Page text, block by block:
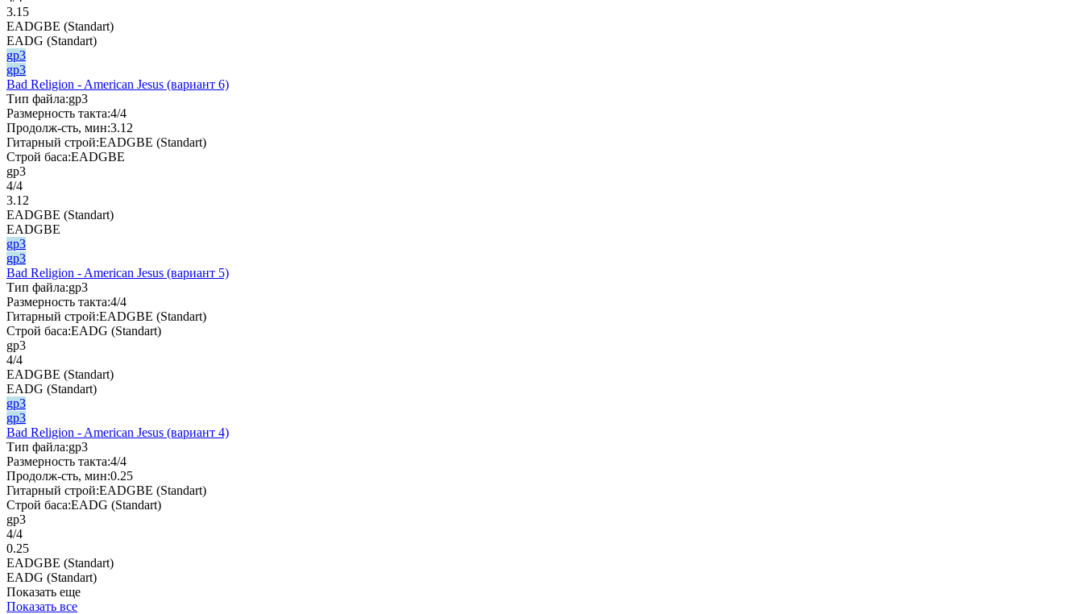
3.15
EADGBE (Standart)
EADG (Standart)
gp3
gp3
Bad Religion - American Jesus (вариант 6)
Тип файла:gp3
Размерность такта:4/4
Продолж-сть, мин:3.12
Гитарный строй:EADGBE (Standart)
Строй баса:EADGBE
gp3
4/4
3.12
EADGBE (Standart)
EADGBE
gp3
gp3
Bad Religion - American Jesus (вариант 5)
Тип файла:gp3
Размерность такта:4/4
Гитарный строй:EADGBE (Standart)
Строй баса:EADG (Standart)
gp3
4/4
EADGBE (Standart)
EADG (Standart)
gp3
gp3
Bad Religion - American Jesus (вариант 4)
Тип файла:gp3
Размерность такта:4/4
Продолж-сть, мин:0.25
Гитарный строй:EADGBE (Standart)
Строй баса:EADG (Standart)
gp3
4/4
0.25
EADGBE (Standart)
EADG (Standart)
Показать еще
Показать все